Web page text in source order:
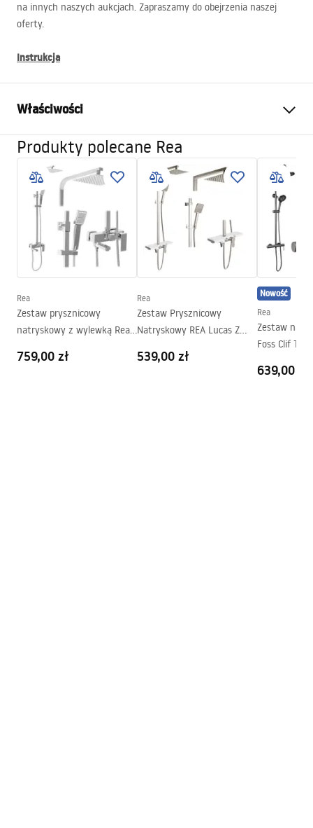
na innych naszych aukcjach. Zapraszamy do obejrzenia naszej
oferty.
Instrukcja
Właściwości
Wymiar (drzwi x ścianka)
90
Złoty
Typ kabiny
Walk-in
Transparentne 8mm
Aero
Wysokość (mm)
1950
Strona
Obustronna
Gwarancja
Produkty polecane Rea
Rea
Zestaw prysznicowy
natryskowy z wylewką Rea
759,00 zł
Rea
Zestaw Prysznicowy
Natryskowy REA Lucas Z
539,00 zł
Nowość
Rea
Zestaw
Foss Clif
639,00 zł